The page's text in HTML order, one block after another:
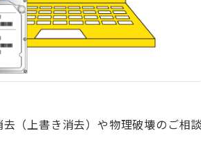
（上書き消去）や物理破壊のご相